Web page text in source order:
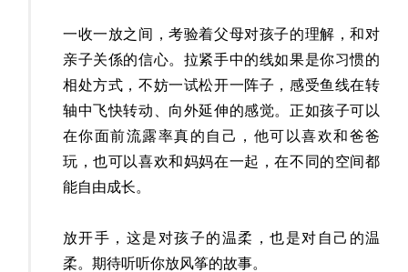
一收一放之间，考验着父母对孩子的理解，和对
亲子关係的信心。拉紧手中的线如果是你习惯的
相处方式，不妨一试松开一阵子，感受鱼线在转
轴中飞快转动、向外延伸的感觉。正如孩子可以
在你面前流露率真的自己，他可以喜欢和爸爸
玩，也可以喜欢和妈妈在一起，在不同的空间都
能自由成长。
放开手，这是对孩子的温柔，也是对自己的温
柔。期待听听你放风筝的故事。